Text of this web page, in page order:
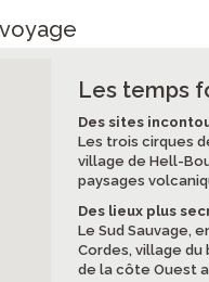
Les temps
Des sites
Les trois cirques
village de Hell-
paysages
Des lieux plus
Le Sud Sauvage,
Cordes, village du
de la côte Ouest